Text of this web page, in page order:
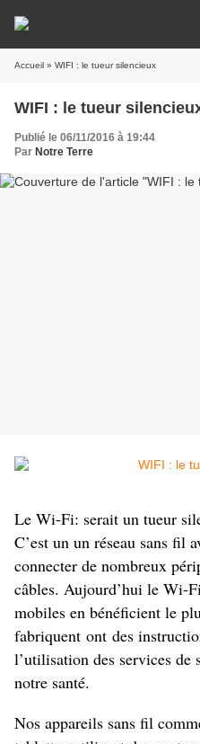
Accueil » WIFI : le tueur silencieux
WIFI : le tueur
Publié le 06/11/2016 à 19:44
Par Notre Terre
Le Wi-Fi: serait un tueur
C’est un un réseau sans fil
connecter de nombreux
câbles. Aujourd’hui le Wi-
mobiles en bénéficient le
fabriquent ont des
l’utilisation des services de
notre santé.
Nos appareils sans fil